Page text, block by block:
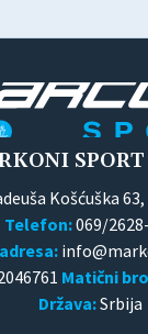
Košćuška
Telefon:069/
Matični
Država:Srbija